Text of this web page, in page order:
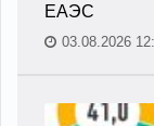
ЕАЭС
03.08.2026